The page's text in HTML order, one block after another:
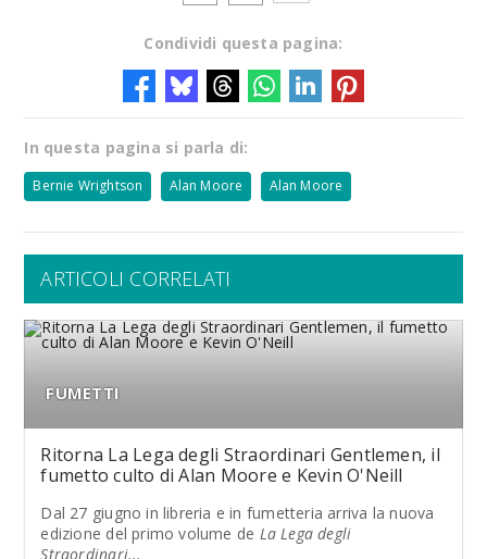
Condividi questa pagina:
In questa pagina si parla di:
Bernie Wrightson Alan Moore Alan Moore
ARTICOLI CORRELATI
FUMETTI
Ritorna La Lega degli Straordinari Gentlemen, il
fumetto culto di Alan Moore e Kevin O'Neill
Dal 27 giugno in libreria e in fumetteria arriva la nuova
edizione del primo volume de La Lega degli
Straordinari...